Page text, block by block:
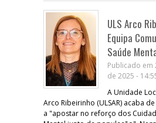
ULS Arco
Equipa
Saúde
Publicado
de 2025 -
A Unidade
Arco Ribeirinho (ULSAR) acaba
a "apostar no reforço dos